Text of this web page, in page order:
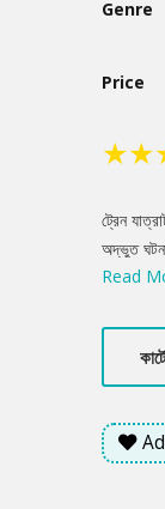
Genre
Price
★★
ট্রেন
অদ্ভুত
ঘুমোলেই
Read